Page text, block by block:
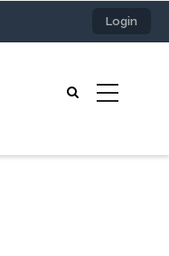
Login